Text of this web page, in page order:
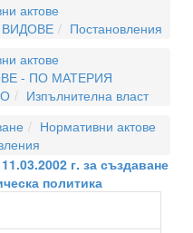
актове
Постановления
актове
- ПО МАТЕРИЯ
Изпълнителна власт
Нормативни актове
г. за създаване
политика